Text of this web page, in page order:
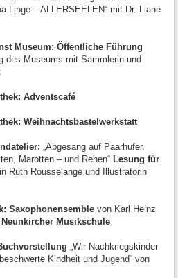
Linge – ALLERSEELEN“ mit Dr. Liane
Museum: Öffentliche Führung
des Museums mit Sammlerin und
Adventscafé
Weihnachtsbastelwerkstatt
„Abgesang auf Paarhufer.
Marotten – und Rehen“ Lesung für
Ruth Rousselange und Illustratorin
Saxophonensemble von Karl Heinz
Neunkircher Musikschule
„Wir Nachkriegskinder
Kindheit und Jugend“ von